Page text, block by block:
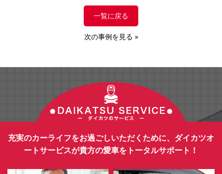
一覧に戻る
次の事例を見る »
充実のカーライフをお過ごしいただくために、ダイカツオ
ートサービスが貴方の愛車をトータルサポート！